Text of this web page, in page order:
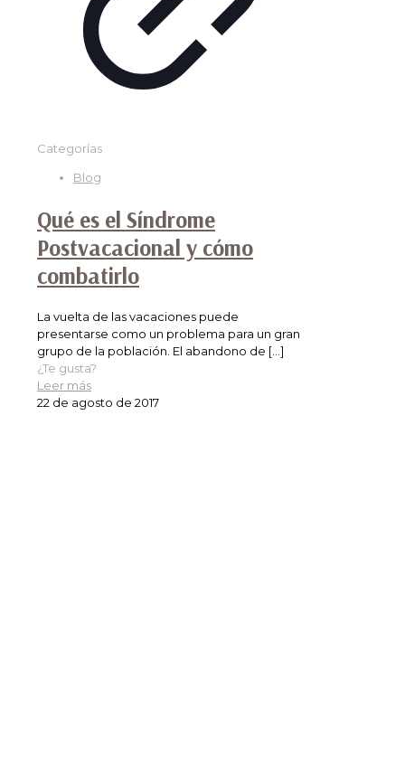
Categorías
Blog
Qué es el Síndrome
Postvacacional y cómo
combatirlo
La vuelta de las vacaciones puede
presentarse como un problema para un gran
grupo de la población. El abandono de […]
¿Te gusta?
Leer más
22 de agosto de 2017